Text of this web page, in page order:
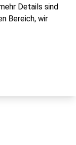
Details sind
Bereich, wir